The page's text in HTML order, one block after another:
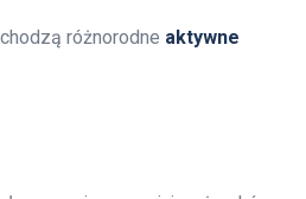
różnorodne aktywne